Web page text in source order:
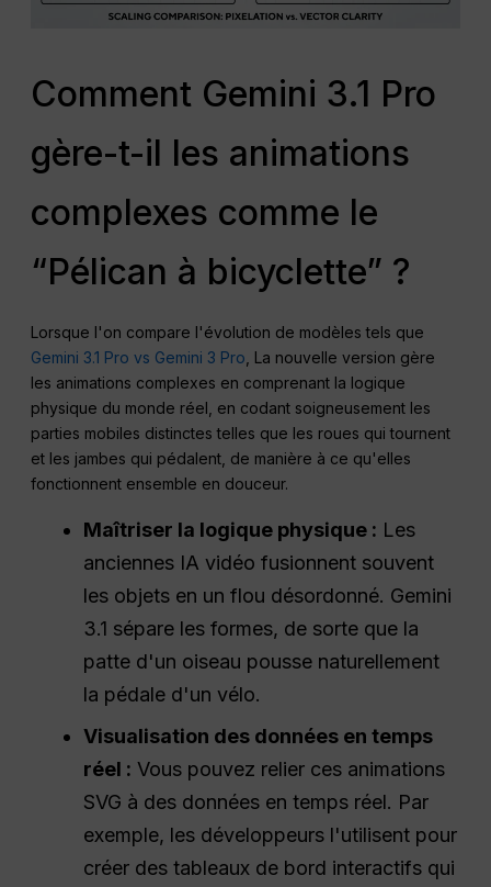
Comment Gemini 3.1 Pro
gère-t-il les animations
complexes comme le
“Pélican à bicyclette” ?
Lorsque l'on compare l'évolution de modèles tels que
Gemini 3.1 Pro vs Gemini 3 Pro , La nouvelle version gère
les animations complexes en comprenant la logique
physique du monde réel, en codant soigneusement les
parties mobiles distinctes telles que les roues qui tournent
et les jambes qui pédalent, de manière à ce qu'elles
fonctionnent ensemble en douceur.
Maîtriser la logique physique : Les
anciennes IA vidéo fusionnent souvent
les objets en un flou désordonné. Gemini
3.1 sépare les formes, de sorte que la
patte d'un oiseau pousse naturellement
la pédale d'un vélo.
Visualisation des données en temps
réel : Vous pouvez relier ces animations
SVG à des données en temps réel. Par
exemple, les développeurs l'utilisent pour
créer des tableaux de bord interactifs qui